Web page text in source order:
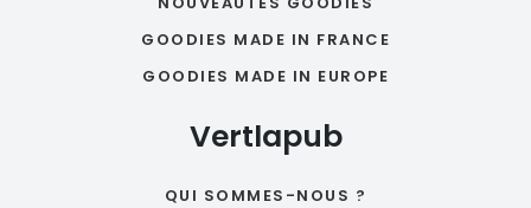
GOODIES MADE IN FRANCE
GOODIES MADE IN EUROPE
Vertlapub
QUI SOMMES-NOUS ?